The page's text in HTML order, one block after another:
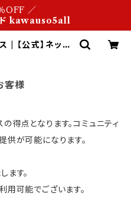
OFF ／
ド kawauso5all
ト
客様
得点となります。コミュニティ
供が可能になります。
ます。
用可能でございます。